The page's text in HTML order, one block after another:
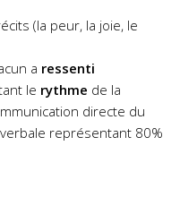
(la peur, la joie, le
a ressenti
le rythme de la
directe du
représentant 80%